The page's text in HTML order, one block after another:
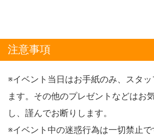
注意事項
※イベント当日はお手紙のみ、スタ
ます。その他のプレゼントなどはお
し、謹んでお断りします。
※イベント中の迷惑行為は一切禁止で